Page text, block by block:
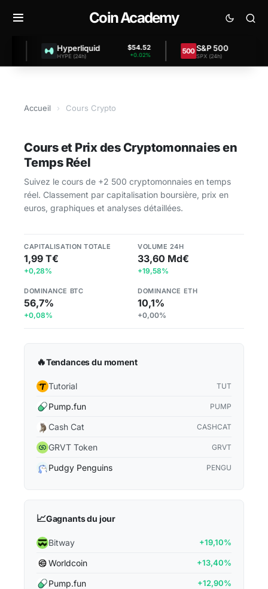
Coin Academy
Hyperliquid
HYPE (24h)
$54.52
+0.02%
S&P 500
SPX (24h)
Accueil › Cours Crypto
Cours et Prix des Cryptomonnaies en
Temps Réel
Suivez le cours de +2 500 cryptomonnaies en temps
réel. Classement par capitalisation boursière, prix en
euros, graphiques et analyses détaillées.
CAPITALISATION TOTALE
1,99 T€
+0,28%
VOLUME 24H
33,60 Md€
+19,58%
DOMINANCE BTC
56,7%
+0,08%
DOMINANCE ETH
10,1%
+0,00%
🔥Tendances du moment
Tutorial TUT
Pump.fun PUMP
Cash Cat CASHCAT
GRVT Token GRVT
Pudgy Penguins PENGU
📈Gagnants du jour
Bitway +19,10%
Worldcoin +13,40%
Pump.fun +12,90%